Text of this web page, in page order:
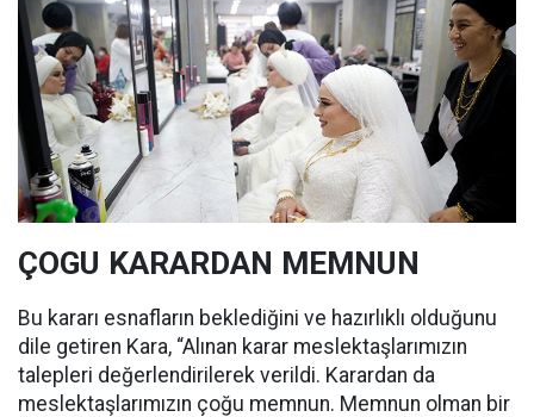
ÇOGU KARARDAN MEMNUN
Bu kararı esnafların beklediğini ve hazırlıklı olduğunu
dile getiren Kara, “Alınan karar meslektaşlarımızın
talepleri değerlendirilerek verildi. Karardan da
meslektaşlarımızın çoğu memnun. Memnun olman bir